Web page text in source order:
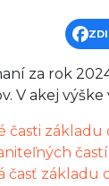
za rok
V akej výške
časti základu
časť základu